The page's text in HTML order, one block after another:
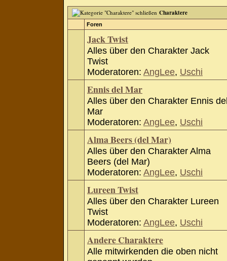
Charaktere
Foren
Jack Twist
Alles über den Charakter Jack
Twist
Moderatoren: AngLee, Uschi
Ennis del Mar
Alles über den Charakter Ennis
Mar
Moderatoren: AngLee, Uschi
Alma Beers (del Mar)
Alles über den Charakter Alma
Beers (del Mar)
Moderatoren: AngLee, Uschi
Lureen Twist
Alles über den Charakter Lureen
Twist
Moderatoren: AngLee, Uschi
Andere Charaktere
Alle mitwirkenden die oben nicht